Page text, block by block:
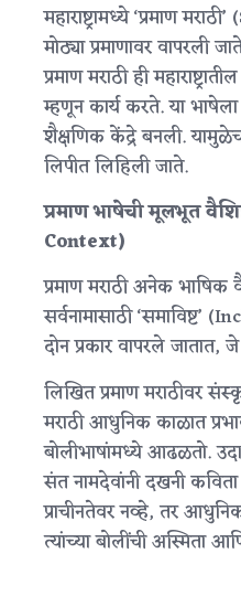
महाराष्ट्रामध्ये ‘प्रमाण
मोठ्या प्रमाणावर वापरली
प्रमाण मराठी ही
म्हणून कार्य करते. या
शैक्षणिक केंद्रे बनली. यामुळेच
लिपीत लिहिली जाते.
प्रमाण भाषेची मूलभूत
Context)
प्रमाण मराठी अनेक
सर्वनामासाठी
दोन प्रकार वापरले
लिखित प्रमाण मराठीवर
मराठी आधुनिक काळात
बोलीभाषांमध्ये आढळतो.
संत नामदेवांनी दखनी
प्राचीनतेवर नव्हे, तर
त्यांच्या बोलींची अस्मिता